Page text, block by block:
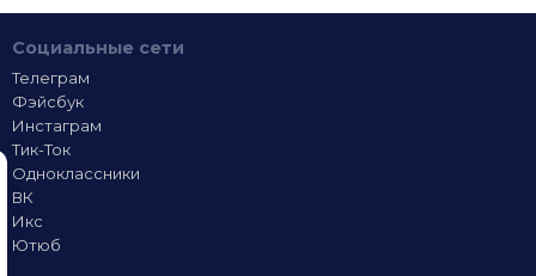
Социальные сети
Телеграм
Фэйсбук
Инстаграм
Тик-Ток
Одноклассники
ВК
Икс
Ютюб